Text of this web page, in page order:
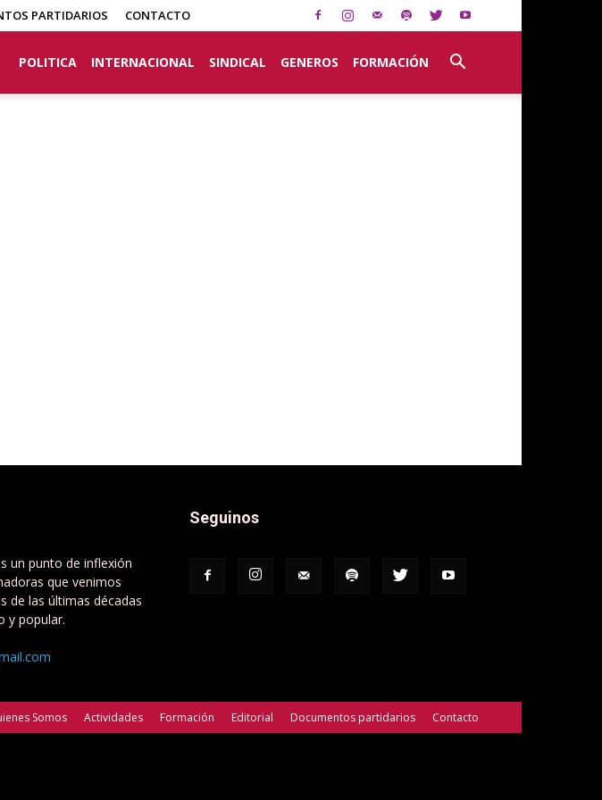
PARTIDARIOS CONTACTO
POLITICA INTERNACIONAL SINDICAL GENEROS FORMACIÓN
un punto de inflexión
que venimos
de las últimas décadas
y popular.
Seguinos
Somos Actividades Formación Editorial Documentos partidarios Contacto